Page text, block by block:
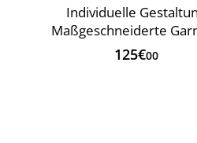
Individuelle
Maßgeschneiderte
125€00